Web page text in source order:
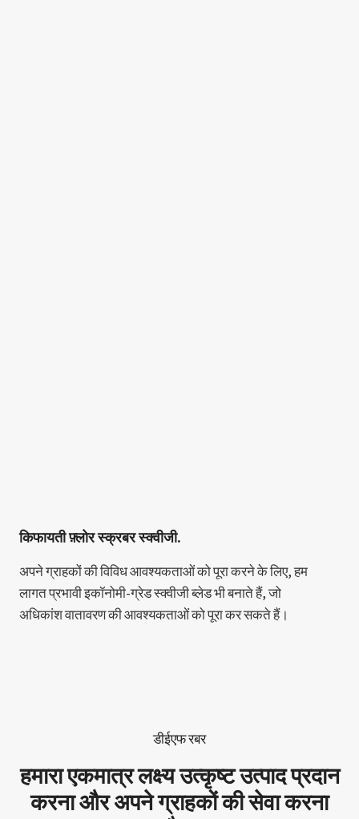
किफायती फ़्लोर स्क्रबर स्क्वीजी.
अपने ग्राहकों की विविध आवश्यकताओं को पूरा करने के लिए, हम
लागत प्रभावी इकॉनोमी-ग्रेड स्क्वीजी ब्लेड भी बनाते हैं, जो
अधिकांश वातावरण की आवश्यकताओं को पूरा कर सकते हैं।
डीईएफ रबर
हमारा एकमात्र लक्ष्य उत्कृष्ट उत्पाद प्रदान
करना और अपने ग्राहकों की सेवा करना